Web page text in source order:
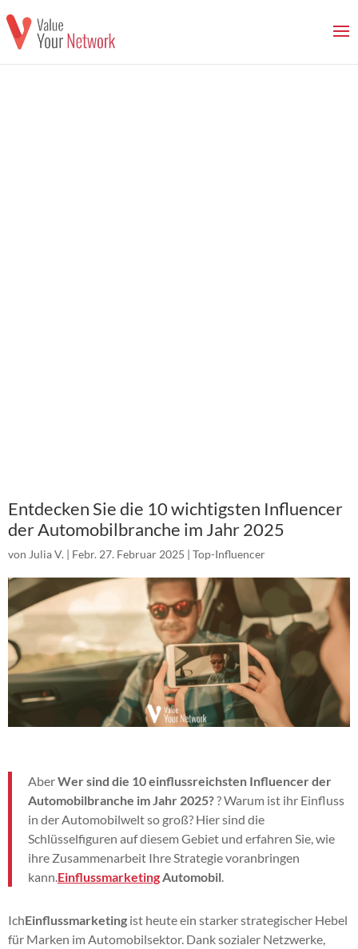
Entdecken Sie die 10 wichtigsten Influencer
der Automobilbranche im Jahr 2025
von Julia V. | Febr. 27. Februar 2025 | Top-Influencer
AberWer sind die 10 einflussreichsten Influencer der
Automobilbranche im Jahr 2025?? Warum ist ihr Einfluss
in der Automobilwelt so groß? Hier sind die
Schlüsselfiguren auf diesem Gebiet und erfahren Sie, wie
ihre Zusammenarbeit Ihre Strategie voranbringen
kann. Einflussmarketing Automobil
IchEinflussmarketing ist heute ein starker strategischer Hebel
für Marken im Automobilsektor. Dank sozialer Netzwerke,